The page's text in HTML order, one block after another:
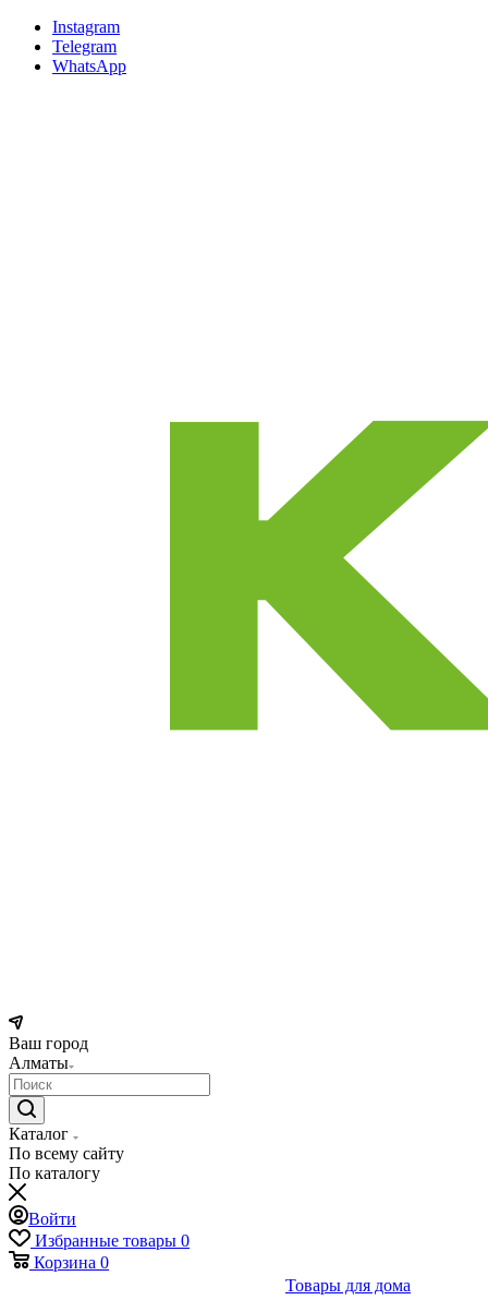
Instagram
Telegram
WhatsApp
Ваш город
Алматы
Каталог
По всему сайту
По каталогу
Войти
Избранные товары 0
Корзина 0
Товары для дома